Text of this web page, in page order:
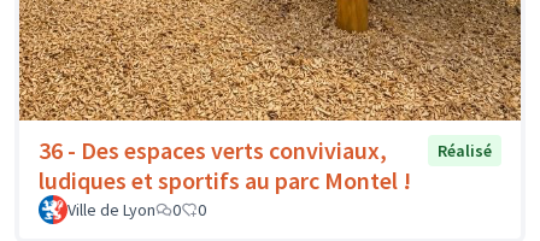
36 - Des espaces verts conviviaux,
ludiques et sportifs au parc Montel !
Réalisé
Ville de Lyon 0 0